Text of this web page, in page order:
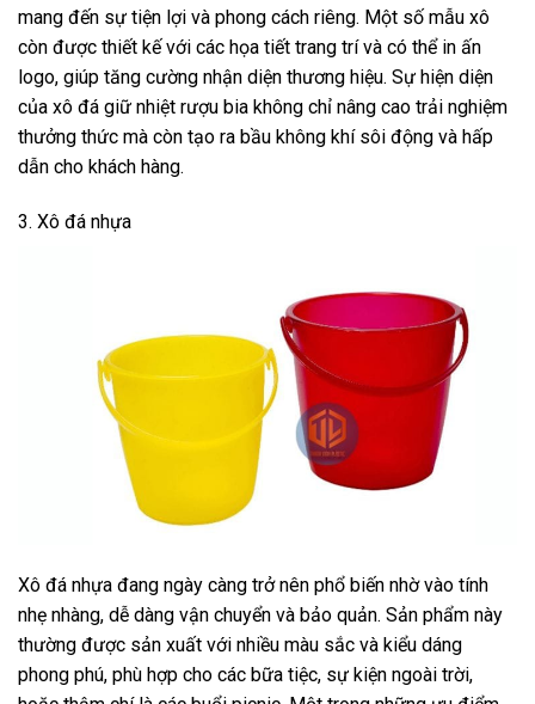
mang đến sự tiện lợi và phong cách riêng. Một số mẫu xô
còn được thiết kế với các họa tiết trang trí và có thể in ấn
logo, giúp tăng cường nhận diện thương hiệu. Sự hiện diện
của xô đá giữ nhiệt rượu bia không chỉ nâng cao trải nghiệm
thưởng thức mà còn tạo ra bầu không khí sôi động và hấp
dẫn cho khách hàng.
3. Xô đá nhựa
Xô đá nhựa đang ngày càng trở nên phổ biến nhờ vào tính
nhẹ nhàng, dễ dàng vận chuyển và bảo quản. Sản phẩm này
thường được sản xuất với nhiều màu sắc và kiểu dáng
phong phú, phù hợp cho các bữa tiệc, sự kiện ngoài trời,